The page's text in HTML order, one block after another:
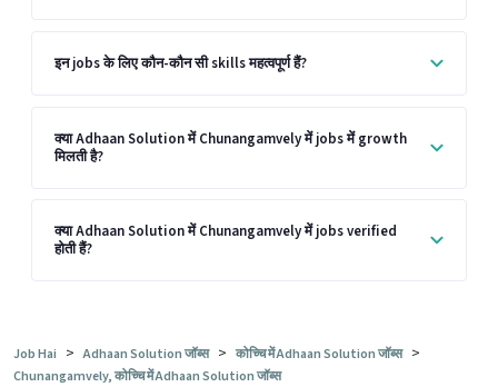
इन jobs के लिए कौन-कौन सी skills महत्वपूर्ण हैं?
क्या Adhaan Solution में Chunangamvely में jobs में growth
मिलती है?
क्या Adhaan Solution में Chunangamvely में jobs verified
होती हैं?
Job Hai > Adhaan Solution जॉब्स > कोच्चि में Adhaan Solution जॉब्स >
Chunangamvely, कोच्चि में Adhaan Solution जॉब्स